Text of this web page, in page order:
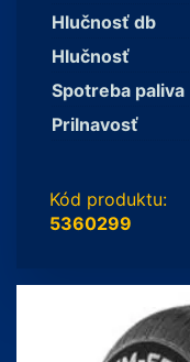
Hlučnosť db
Hlučnosť
Spotreba paliva
Prilnavosť
Kód produktu:
5360299